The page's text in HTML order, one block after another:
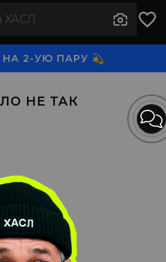
НА 2-УЮ ПАРУ 💫
НЕ ТАК